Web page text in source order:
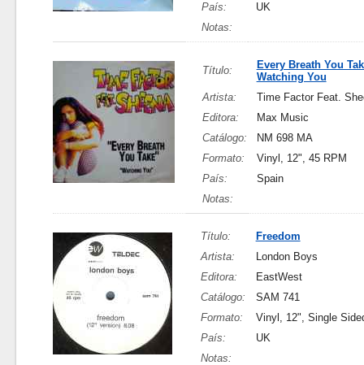
País:
UK
Notas:
Título:
Every Breath You
Watching You
Artista:
Time Factor Feat.
Editora:
Max Music
Catálogo:
NM 698 MA
Formato:
Vinyl, 12", 45 RPM
País:
Spain
Notas:
Título:
Freedom
Artista:
London Boys
Editora:
EastWest
Catálogo:
SAM 741
Formato:
Vinyl, 12", Single
País:
UK
Notas: